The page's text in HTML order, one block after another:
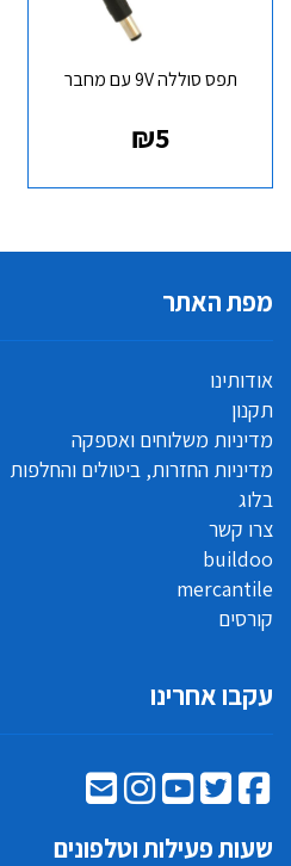
תפס סוללה 9V עם מחבר
₪5
מפת האתר
אודותינו
תקנון
מדיניות משלוחים ואספקה
מדיניות החזרות, ביטולים והחלפות
בלוג
צרו קשר
buildoo
mercantile
קורסים
עקבו אחרינו
שעות פעילות וטלפונים